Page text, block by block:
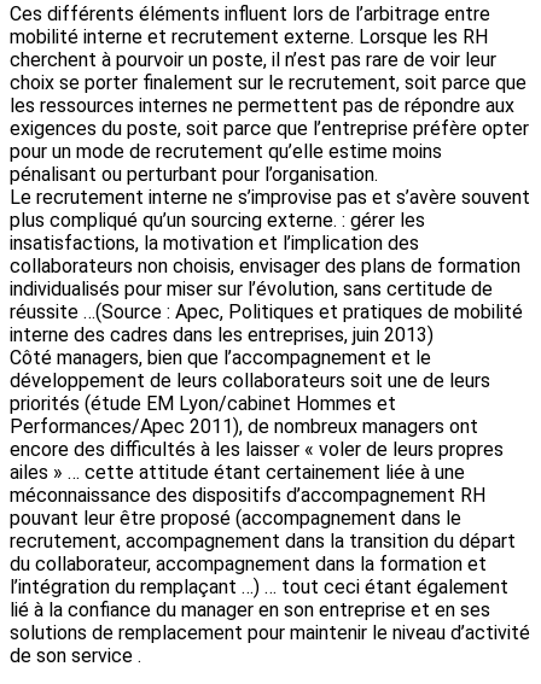
Ces différents éléments influent lors de l’arbitrage entre
mobilité interne et recrutement externe. Lorsque les RH
cherchent à pourvoir un poste, il n’est pas rare de voir leur
choix se porter finalement sur le recrutement, soit parce que
les ressources internes ne permettent pas de répondre aux
exigences du poste, soit parce que l’entreprise préfère opter
pour un mode de recrutement qu’elle estime moins
pénalisant ou perturbant pour l’organisation.
Le recrutement interne ne s’improvise pas et s’avère souvent
plus compliqué qu’un sourcing externe. : gérer les
insatisfactions, la motivation et l’implication des
collaborateurs non choisis, envisager des plans de formation
individualisés pour miser sur l’évolution, sans certitude de
réussite …(Source : Apec, Politiques et pratiques de mobilité
interne des cadres dans les entreprises, juin 2013)
Côté managers, bien que l’accompagnement et le
développement de leurs collaborateurs soit une de leurs
priorités (étude EM Lyon/cabinet Hommes et
Performances/Apec 2011), de nombreux managers ont
encore des difficultés à les laisser « voler de leurs propres
ailes » … cette attitude étant certainement liée à une
méconnaissance des dispositifs d’accompagnement RH
pouvant leur être proposé (accompagnement dans le
recrutement, accompagnement dans la transition du départ
du collaborateur, accompagnement dans la formation et
l’intégration du remplaçant …) … tout ceci étant également
lié à la confiance du manager en son entreprise et en ses
solutions de remplacement pour maintenir le niveau d’activité
de son service .